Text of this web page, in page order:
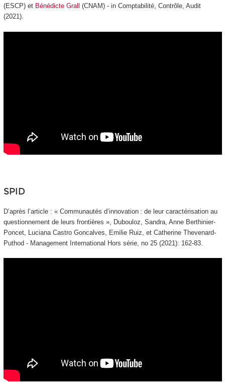
(ESCP) et Bénédicte Grall (CNAM) - in Comptabilité, Contrôle, Audit
(2021).
SPID
D’après l’article : « Communautés d’innovation : de leur caractérisation au
questionnement de leurs frontières », Dubouloz, Sandra, Anne Berthinier-
Poncet, Luciana Castro Goncalves, Emilie Ruiz, et Catherine Thevenard-
Puthod - Management International Hors série, no25 (2021): 162‑83.